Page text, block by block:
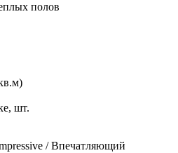
полов
шт.
/ Впечатляющий